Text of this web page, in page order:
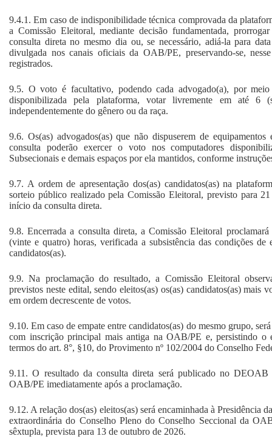
9.4.1. Em caso de indisponibilidade técnica comprovada da
a Comissão Eleitoral, mediante decisão fundamentada,
consulta direta no mesmo dia ou, se necessário, adiá-la para
divulgada nos canais oficiais da OAB/PE, preservando-se,
registrados.
9.5. O voto é facultativo, podendo cada advogado(a), por
disponibilizada pela plataforma, votar livremente em até 6
independentemente do gênero ou da raça.
9.6. Os(as) advogados(as) que não dispuserem de equipamentos
consulta poderão exercer o voto nos computadores
Subsecionais e demais espaços por ela mantidos, conforme
9.7. A ordem de apresentação dos(as) candidatos(as) na
sorteio público realizado pela Comissão Eleitoral, previsto para
início da consulta direta.
9.8. Encerrada a consulta direta, a Comissão Eleitoral
(vinte e quatro) horas, verificada a subsistência das condições de
candidatos(as).
9.9. Na proclamação do resultado, a Comissão Eleitoral
previstos neste edital, sendo eleitos(as) os(as) candidatos(as) mais
em ordem decrescente de votos.
9.10. Em caso de empate entre candidatos(as) do mesmo grupo,
com inscrição principal mais antiga na OAB/PE e, persistindo o
termos do art. 8°, §10, do Provimento nº 102/2004 do Conselho
9.11. O resultado da consulta direta será publicado no
OAB/PE imediatamente após a proclamação.
9.12. A relação dos(as) eleitos(as) será encaminhada à Presidência
extraordinária do Conselho Pleno do Conselho Seccional da
sêxtupla, prevista para 13 de outubro de 2026.